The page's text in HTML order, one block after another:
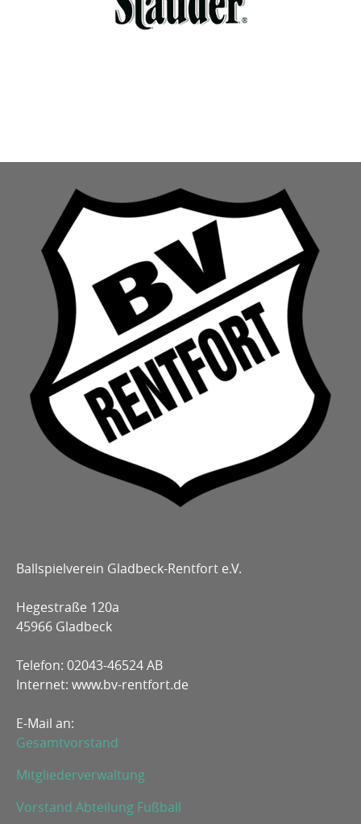
Ballspielverein Gladbeck-Rentfort e.V.
Hegestraße 120a
45966 Gladbeck
Telefon: 02043-46524 AB
Internet: www.bv-rentfort.de
E-Mail an:
Gesamtvorstand
Mitgliederverwaltung
Vorstand Abteilung Fußball